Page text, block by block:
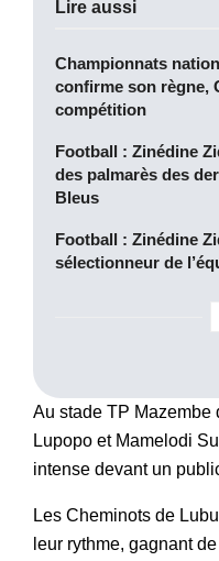
Lire aussi
Championnats
confirme son règne,
compétition
Football : Zinédine
des palmarès des
Bleus
Football : Zinédine
sélectionneur de
Au stade TP Mazembe
Lupopo et Mamelodi
intense devant un
Les Cheminots de
leur rythme, gagnant